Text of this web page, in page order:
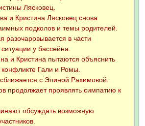
Лясковец.
и Кристина Лясковец снова
подколов и темы родителей.
разочаровывается в части
у бассейна.
и Кристина пытаются объяснить
Гали и Ромы.
с Элиной Рахимовой.
продолжает проявлять симпатию к
обсуждать возможную